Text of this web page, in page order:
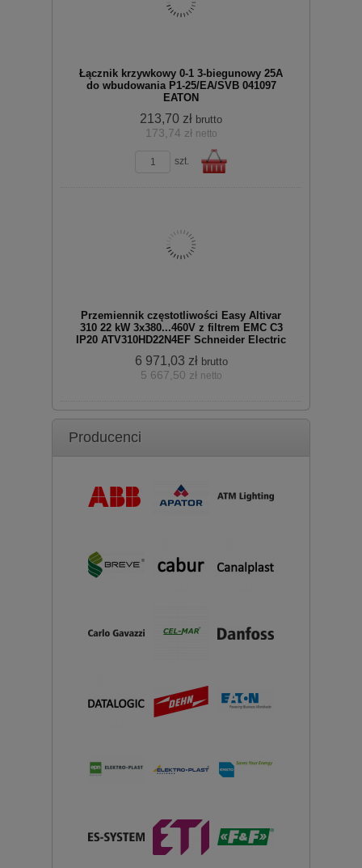
koszyka
Łącznik krzywkowy 0-1 3-biegunowy 25A
do wbudowania P1-25/EA/SVB 041097
EATON
213,70 zł brutto
173,74 zł netto
szt.
zobacz szczegóły
Przemiennik częstotliwości Easy Altivar
310 22 kW 3x380...460V z filtrem EMC C3
IP20 ATV310HD22N4EF Schneider Electric
6 971,03 zł brutto
5 667,50 zł netto
Producenci